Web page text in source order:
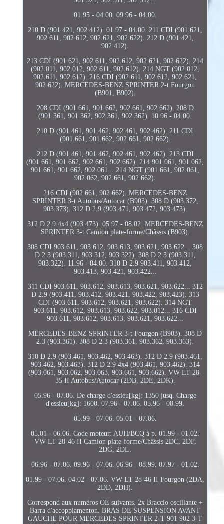
01.95 - 04.00. 09.96 - 04.00.
210 D (901.421, 902.412). 01.97 - 04.00. 211 CDI (901.621,
902.611, 902.612, 902.621, 902.622). 212 D (901.421,
902.412).
213 CDI (901.621, 902.611, 902.612, 902.621, 902.622). 214
(902.011, 902.012, 902.611, 902.612). 214 NGT (902.012,
902.611, 902.612). 216 CDI (902.611, 902.612, 902.621,
902.622). MERCEDES-BENZ SPRINTER 2-t Fourgon
(B901, B902).
208 CDI (901.661, 901.662, 902.661, 902.662). 208 D
(901.361, 901.362, 902.361, 902.362). 10.96 - 04.00.
210 D (901.461, 901.462, 902.461, 902.462). 211 CDI
(901.661, 901.662, 902.661, 902.662).
212 D (901.461, 901.462, 902.461, 902.462). 213 CDI
(901.661, 901.662, 902.661, 902.662). 214 901.061, 901.062,
901.661, 901.662, 902.061... 214 NGT (901.661, 902.061,
902.062, 902.661, 902.662).
216 CDI (902.661, 902.662). MERCEDES-BENZ
SPRINTER 3-t Autobus/Autocar (B903). 308 D (903.372,
903.373). 312 D 2.9 (903.471, 903.472, 903.473).
312 D 2.9 4x4 (903.473). 05.97 - 08.02. MERCEDES-BENZ
SPRINTER 3-t Camion plate-forme/Châssis (B903).
308 CDI 903.611, 903.612, 903.613, 903.621, 903.622... 308
D 2.3 (903.311, 903.312, 903.322). 308 D 2.3 (903.311,
903.322). 11.96 - 04.00. 310 D 2.9 903.411, 903.412,
903.413, 903.421, 903.422...
311 CDI 903.611, 903.612, 903.613, 903.621, 903.622... 312
D 2.9 (903.411, 903.412, 903.421, 903.422, 903.423). 313
CDI (903.611, 903.612, 903.621, 903.622). 314 NGT
903.611, 903.612, 903.613, 903.622, 903.012... 316 CDI
903.611, 903.612, 903.613, 903.621, 903.622...
MERCEDES-BENZ SPRINTER 3-t Fourgon (B903). 308 D
2.3 (903.361). 308 D 2.3 (903.361, 903.362, 903.363).
310 D 2.9 (903.461, 903.462, 903.463). 312 D 2.9 (903.461,
903.462, 903.463). 312 D 2.9 4x4 (903.461, 903.462). 314
(903.061, 903.062, 903.063, 903.661, 903.662). VW LT 28-
35 II Autobus/Autocar (2DB, 2DE, 2DK).
05.96 - 07.06. De charge d'essieu[kg]: 1350 jusq. Charge
d'essieu[kg]: 1600. 07.96 - 07.06. 05.96 - 08.99.
05.99 - 07.06. 05.01 - 07.06.
05.01 - 06.06. Code moteur: AUH/BCQ à p. 01.99 - 01.02.
VW LT 28-46 II Camion plate-forme/Châssis 2DC, 2DF,
2DG, 2DL.
06.96 - 07.06. 09.96 - 07.06. 06.96 - 08.99. 07.97 - 01.02.
01.99 - 07.06. 04.02 - 07.06. VW LT 28-46 II Fourgon (2DA,
2DD, 2DH).
Correspond aux numéros OE suivants. 2x Braccio oscillante +
Barra d'accoppiamenton. BRAS DE SUSPENSION AVANT
GAUCHE POUR MERCEDES SPRINTER 2-T 901 902 3-T